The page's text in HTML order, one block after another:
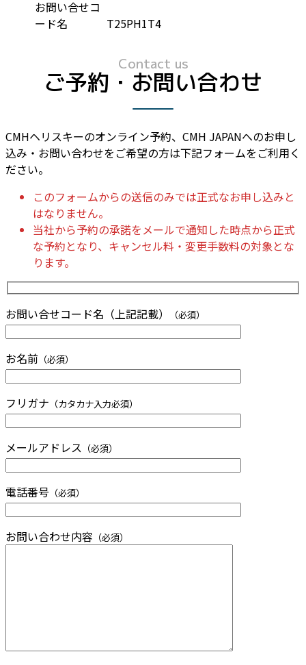
お問い合せコ
ード名
T25PH1T4
Contact us
ご予約・お問い合わせ
CMHヘリスキーのオンライン予約、CMH JAPANへのお申し
込み・お問い合わせをご希望の方は下記フォームをご利用く
ださい。
このフォームからの送信のみでは正式なお申し込みと
はなりません。
当社から予約の承諾をメールで通知した時点から正式
な予約となり、キャンセル料・変更手数料の対象とな
ります。
お問い合せコード名（上記記載） （必須）
お名前 （必須）
フリガナ （カタカナ入力必須）
メールアドレス （必須）
電話番号 （必須）
お問い合わせ内容 （必須）